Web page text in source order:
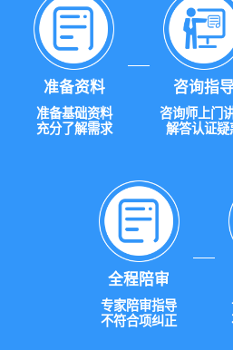
准备资料
准备基础资料
充分了解需求
咨询指
咨询师上门
解答认证疑
全程陪审
专家陪审指导
不符合项纠正